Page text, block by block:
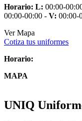
Horario: L: 00:00-
00:00-00:00 - V: 00:00-
Ver Mapa
Cotiza tus uniformes
Horario:
MAPA
UNIQ